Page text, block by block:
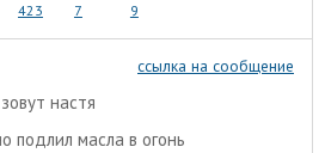
423 7 9
ссылка на сообщение
настя
масла в огонь